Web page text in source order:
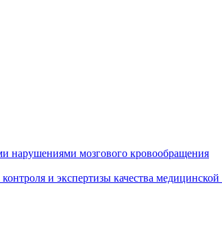
нарушениями мозгового кровообращения
и экспертизы качества